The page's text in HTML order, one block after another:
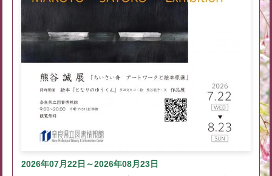
2026年07月22日～2026年08月23日